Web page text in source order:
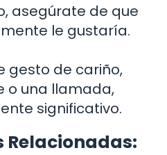
asegúrate de que
le gustaría.
gesto de cariño,
o una llamada,
significativo.
Relacionadas: